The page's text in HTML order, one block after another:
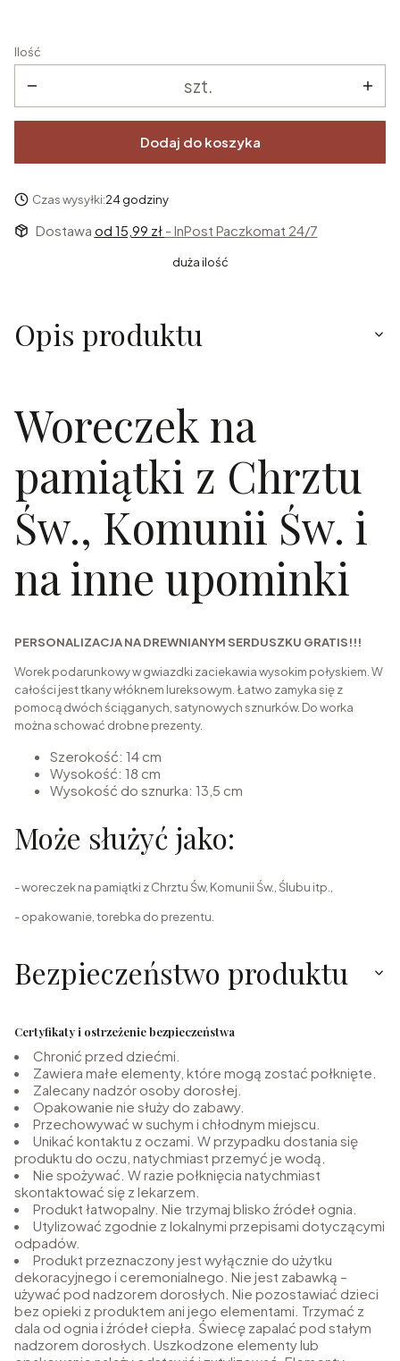
Ilość
szt.
Dodaj do koszyka
Czas wysyłki:24 godziny
Dostawa od 15,99 zł - InPost Paczkomat 24/7
duża ilość
Opis produktu
Woreczek na
pamiątki z Chrztu
Św., Komunii Św. i
na inne upominki
PERSONALIZACJA NA DREWNIANYM SERDUSZKU GRATIS!!!
Worek podarunkowy w gwiazdki zaciekawia wysokim połyskiem. W
całości jest tkany włóknem lureksowym. Łatwo zamyka się z
pomocą dwóch ściąganych, satynowych sznurków. Do worka
można schować drobne prezenty.
Szerokość: 14 cm
Wysokość: 18 cm
Wysokość do sznurka: 13,5 cm
Może służyć jako:
- woreczek na pamiątki z Chrztu Św, Komunii Św., Ślubu itp.,
- opakowanie, torebka do prezentu.
Bezpieczeństwo produktu
Certyfikaty i ostrzeżenie bezpieczeństwa
Chronić przed dziećmi.
Zawiera małe elementy, które mogą zostać połknięte.
Zalecany nadzór osoby dorosłej.
Opakowanie nie służy do zabawy.
Przechowywać w suchym i chłodnym miejscu.
Unikać kontaktu z oczami. W przypadku dostania się
produktu do oczu, natychmiast przemyć je wodą.
Nie spożywać. W razie połknięcia natychmiast
skontaktować się z lekarzem.
Produkt łatwopalny. Nie trzymaj blisko źródeł ognia.
Utylizować zgodnie z lokalnymi przepisami dotyczącymi
odpadów.
Produkt przeznaczony jest wyłącznie do użytku
dekoracyjnego i ceremonialnego. Nie jest zabawką –
używać pod nadzorem dorosłych. Nie pozostawiać dzieci
bez opieki z produktem ani jego elementami. Trzymać z
dala od ognia i źródeł ciepła. Świecę zapalać pod stałym
nadzorem dorosłych. Uszkodzone elementy lub